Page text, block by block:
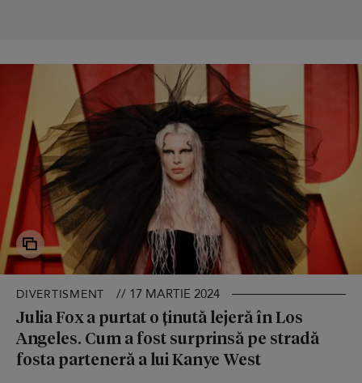
DIVERTISMENT // 17 MARTIE 2024
Julia Fox a purtat o ținută lejeră în Los
Angeles. Cum a fost surprinsă pe stradă
fosta parteneră a lui Kanye West